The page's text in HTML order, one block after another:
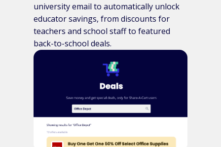
university email to automatically unlock
educator savings, from discounts for
teachers and school staff to featured
back-to-school deals.